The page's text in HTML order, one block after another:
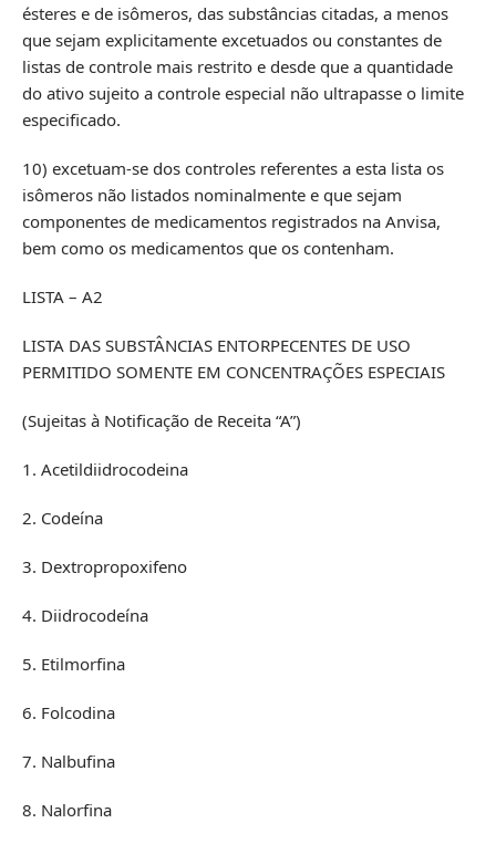
ésteres e de isômeros, das substâncias citadas, a menos
que sejam explicitamente excetuados ou constantes de
listas de controle mais restrito e desde que a quantidade
do ativo sujeito a controle especial não ultrapasse o limite
especificado.
10) excetuam-se dos controles referentes a esta lista os
isômeros não listados nominalmente e que sejam
componentes de medicamentos registrados na Anvisa,
bem como os medicamentos que os contenham.
LISTA – A2
LISTA DAS SUBSTÂNCIAS ENTORPECENTES DE USO
PERMITIDO SOMENTE EM CONCENTRAÇÕES ESPECIAIS
(Sujeitas à Notificação de Receita “A”)
1. Acetildiidrocodeina
2. Codeína
3. Dextropropoxifeno
4. Diidrocodeína
5. Etilmorfina
6. Folcodina
7. Nalbufina
8. Nalorfina